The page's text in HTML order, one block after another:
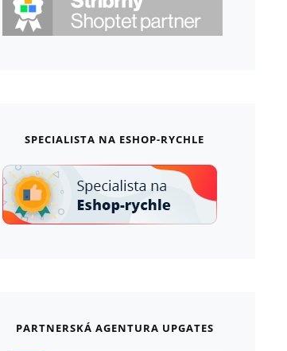
SPECIALISTA NA ESHOP-RYCHLE
PARTNERSKÁ AGENTURA UPGATES